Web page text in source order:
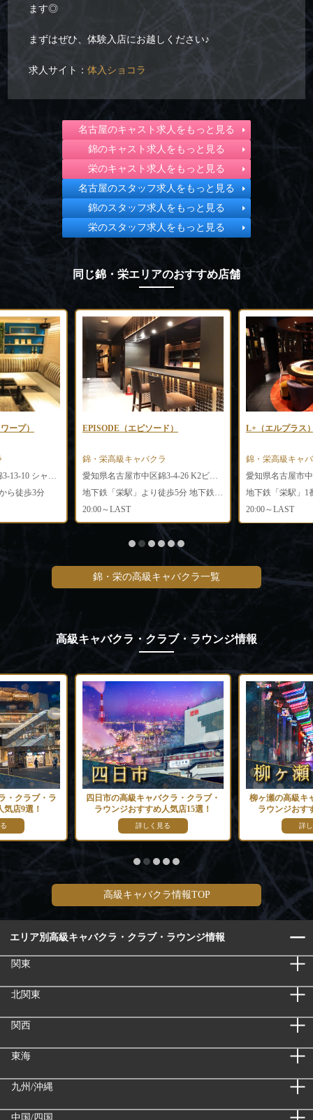
ます◎
まずはぜひ、体験入店にお越しください♪
求人サイト：体入ショコラ
名古屋のキャスト求人をもっと見る
錦のキャスト求人をもっと見る
栄のキャスト求人をもっと見る
名古屋のスタッフ求人をもっと見る
錦のスタッフ求人をもっと見る
栄のスタッフ求人をもっと見る
同じ錦・栄エリアのおすすめ店舗
ープ）
ら徒歩3分
EPISODE（エピソード）
錦・栄高級キャバクラ
愛知県名古屋市中区錦3-4-26 K2ビル4F
20:00～LAST
L+（エルプラス
錦・栄高級キャ
20:00～LAST
錦・栄の高級キャバクラ一覧
高級キャバクラ・クラブ・ラウンジ情報
・クラブ・ラ
店9選！
四日市の高級キャバクラ・クラブ・
ラウンジおすすめ人気店15選！
詳しく見る
柳ヶ瀬の高級キ
ラウンジおす
詳
高級キャバクラ情報TOP
エリア別高級キャバクラ・クラブ・ラウンジ情報
関東
北関東
関西
東海
九州/沖縄
中国/四国